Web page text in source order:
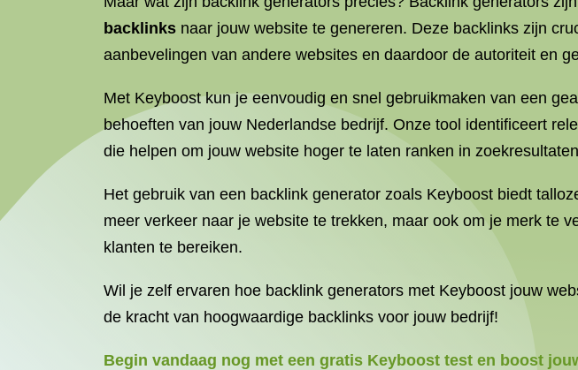
backlinks naar jouw website te genereren. Deze backlinks zijn
aanbevelingen van andere websites en daardoor de autoriteit en
Met Keyboost kun je eenvoudig en snel gebruikmaken van een
behoeften van jouw Nederlandse bedrijf. Onze tool identificeert
die helpen om jouw website hoger te laten ranken in
Het gebruik van een backlink generator zoals Keyboost biedt
meer verkeer naar je website te trekken, maar ook om je merk te
klanten te bereiken.
Wil je zelf ervaren hoe backlink generators met Keyboost jouw
de kracht van hoogwaardige backlinks voor jouw bedrijf!
Begin vandaag nog met een gratis Keyboost test en boost